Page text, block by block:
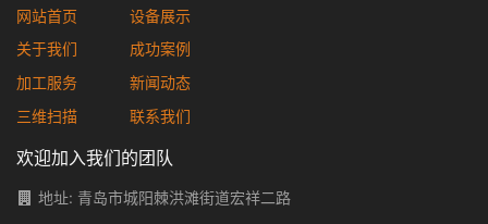
网站首页
关于我们
加工服务
三维扫描
设备展示
成功案例
新闻动态
联系我们
欢迎加入我们的团队
地址: 青岛市城阳棘洪滩街道宏祥二路